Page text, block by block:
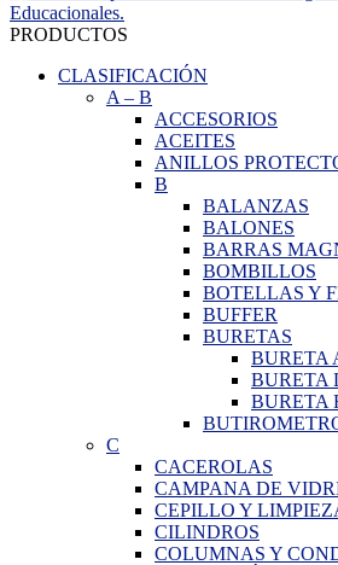
PRODUCTOS
CLASIFICACIÓN
A – B
ACCESORIOS
ACEITES
ANILLOS
B
BALANZAS
BALONES
BARRAS
BOMBILLOS
BOTELLAS Y
BUFFER
BURETAS
BURETA
BURETA
BURETA
C
CACEROLAS
CAMPANA DE
CEPILLO Y
CILINDROS
COLUMNAS Y